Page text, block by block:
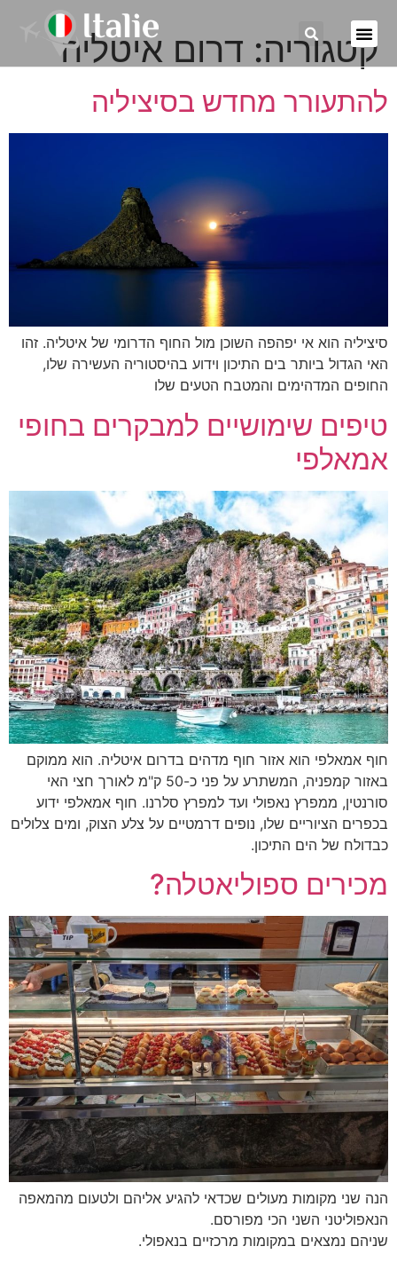
קטגוריה: דרום איטליה
להתעורר מחדש בסיציליה
סיציליה הוא אי יפהפה השוכן מול החוף הדרומי של איטליה. זהו
האי הגדול ביותר בים התיכון וידוע בהיסטוריה העשירה שלו,
החופים המדהימים והמטבח הטעים שלו
טיפים שימושיים למבקרים בחופי
אמאלפי
חוף אמאלפי הוא אזור חוף מדהים בדרום איטליה. הוא ממוקם
באזור קמפניה, המשתרע על פני כ-50 ק"מ לאורך חצי האי
סורנטין, ממפרץ נאפולי ועד למפרץ סלרנו. חוף אמאלפי ידוע
בכפרים הציוריים שלו, נופים דרמטיים על צלע הצוק, ומים צלולים
כבדולח של הים התיכון.
מכירים ספוליאטלה?
הנה שני מקומות מעולים שכדאי להגיע אליהם ולטעום מהמאפה
הנאפוליטני השני הכי מפורסם.
שניהם נמצאים במקומות מרכזיים בנאפולי.